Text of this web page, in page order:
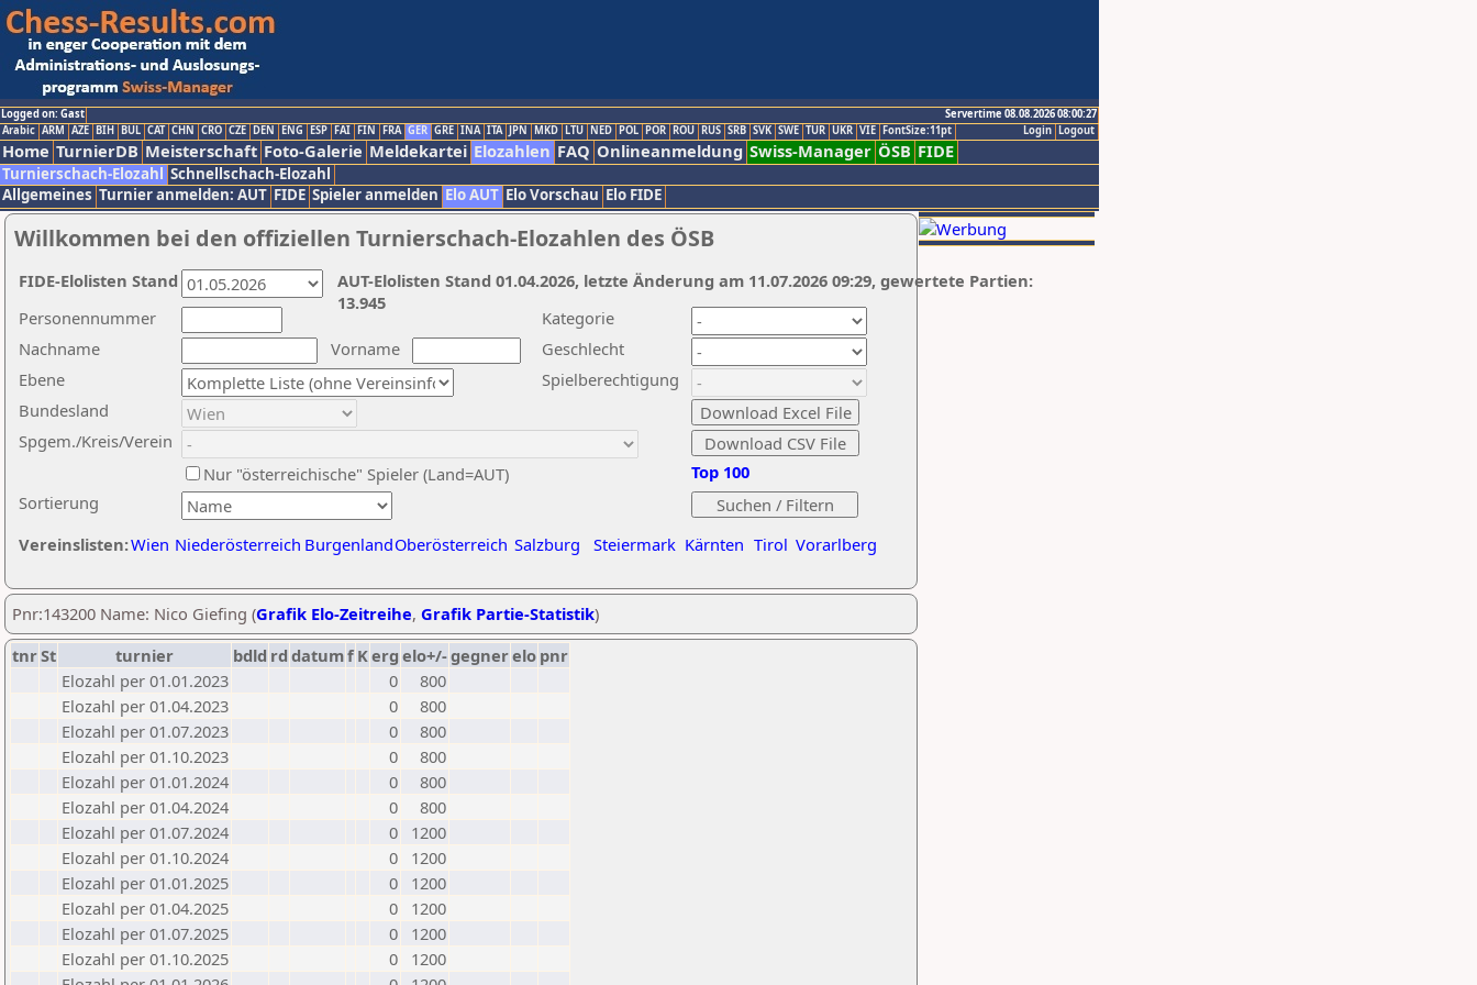
Logged on: Gast
Servertime 08.08.2026 08:00:27
Logout
Login
Arabic ARM AZE BIH BUL CAT CHN CRO CZE DEN ENG ESP FAI FIN FRA GER GRE INA ITA JPN MKD LTU NED POL POR ROU RUS SRB SVK SWE TUR UKR VIE FontSize:11pt
Home TurnierDB Meisterschaft Foto-Galerie Meldekartei Elozahlen FAQ Onlineanmeldung Swiss-Manager ÖSB FIDE
Turnierschach-Elozahl Schnellschach-Elozahl
Allgemeines Turnier anmelden: AUT FIDE Spieler anmelden Elo AUT Elo Vorschau Elo FIDE
Willkommen bei den offiziellen Turnierschach-Elozahlen des ÖSB
Nachname
Vorname
Ebene
Kategorie
Sortierung
Personennummer
Bundesland
Spgem./Kreis/Verein
Geschlecht
Nur "österreichische" Spieler (Land=AUT)
Spielberechtigung
Vereinslisten:Wien Niederösterreich BurgenlandOberösterreich Salzburg Steiermark Kärnten Tirol Vorarlberg
Top 100
AUT-Elolisten Stand 01.04.2026, letzte Änderung am 11.07.2026 09:29, gewertete Partien:
13.945
FIDE-Elolisten Stand
Pnr:143200 Name: Nico Giefing (Grafik Elo-Zeitreihe, Grafik Partie-Statistik)
tnrSt turnier bdld rd datumf Kerg elo+/-gegnerelo pnr
Elozahl per 01.01.2023
0
800
Elozahl per 01.04.2023
0
800
Elozahl per 01.07.2023
0
800
Elozahl per 01.10.2023
0
800
Elozahl per 01.01.2024
0
800
Elozahl per 01.04.2024
0
800
Elozahl per 01.07.2024
0
1200
Elozahl per 01.10.2024
0
1200
Elozahl per 01.01.2025
0
1200
Elozahl per 01.04.2025
0
1200
Elozahl per 01.07.2025
0
1200
Elozahl per 01.10.2025
0
1200